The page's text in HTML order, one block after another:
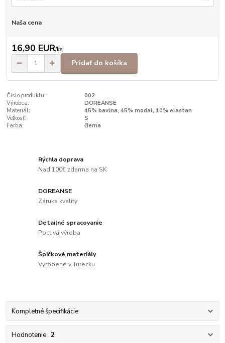
Naša cena
16,90 EUR/ks
Pridať do košíka
Číslo produktu:
002
Výrobca:
DOREANSE
Materiál:
45% bavlna, 45% modal, 10% elastan
Veľkosť:
S
Farba:
čierna
Rýchla doprava
Nad 100€ zdarma na SK
DOREANSE
Záruka kvality
Detailné spracovanie
Poctivá výroba
Špičkové materiály
Vyrobené v Turecku
Kompletné špecifikácie
Hodnotenie 2